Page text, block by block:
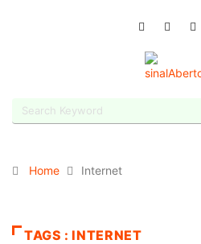
Home Internet
TAGS : INTERNET